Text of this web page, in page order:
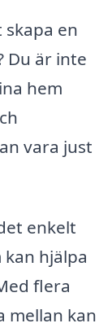
en
Du är inte
hem
vara just
enkelt
hjälpa
flera
mellan kan